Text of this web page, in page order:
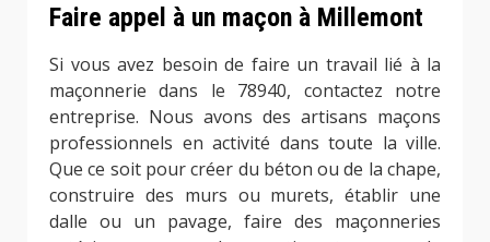
Faire appel à un maçon à Millemont
Si vous avez besoin de faire un travail lié à la
maçonnerie dans le 78940, contactez notre
entreprise. Nous avons des artisans maçons
professionnels en activité dans toute la ville.
Que ce soit pour créer du béton ou de la chape,
construire des murs ou murets, établir une
dalle ou un pavage, faire des maçonneries